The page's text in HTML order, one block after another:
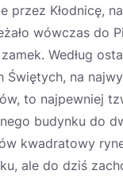
przez Kłodnicę,
wówczas do
Według
na
to najpewniej
budynku do
kwadratowy
ale do dziś